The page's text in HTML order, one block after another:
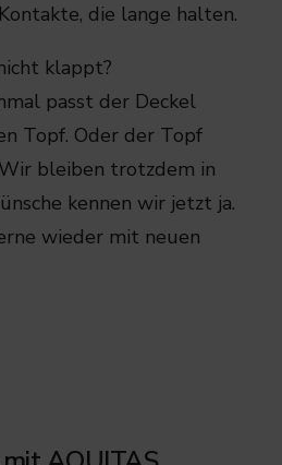
die lange halten.
klappt?​​
passt der Deckel
Topf. Oder der Topf
bleiben trotzdem in
kennen wir jetzt ja.
wieder mit neuen